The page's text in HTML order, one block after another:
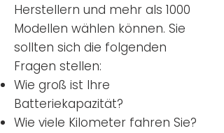
Herstellern und mehr als 1000
Modellen wählen können. Sie
sollten sich die folgenden
Fragen stellen:
Wie groß ist Ihre
Batteriekapazität?
Wie viele Kilometer fahren Sie?